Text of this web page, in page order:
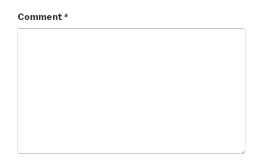
Comment *